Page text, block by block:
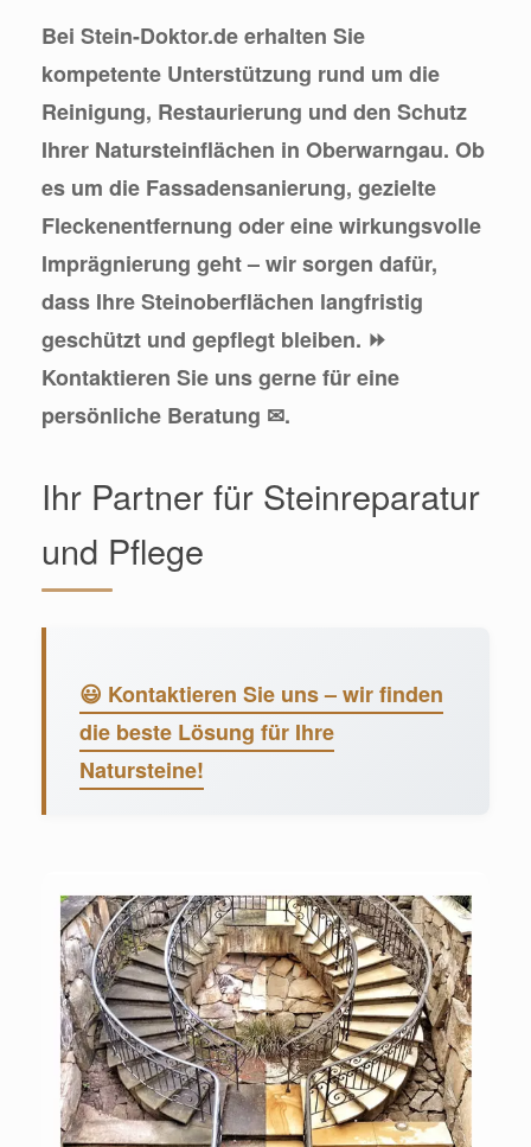
Bei Stein-Doktor.de erhalten Sie
kompetente Unterstützung rund um die
Reinigung, Restaurierung und den Schutz
Ihrer Natursteinflächen in Oberwarngau. Ob
es um die Fassadensanierung, gezielte
Fleckenentfernung oder eine wirkungsvolle
Imprägnierung geht – wir sorgen dafür,
dass Ihre Steinoberflächen langfristig
geschützt und gepflegt bleiben. ⏩
Kontaktieren Sie uns gerne für eine
persönliche Beratung ✉.
Ihr Partner für Steinreparatur
und Pflege
😃 Kontaktieren Sie uns – wir finden
die beste Lösung für Ihre
Natursteine!